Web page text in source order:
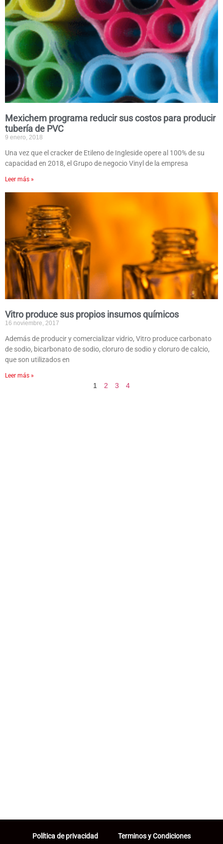
Mexichem programa reducir sus costos para producir
tubería de PVC
9 enero, 2018
Una vez que el cracker de Etileno de Ingleside opere al 100% de su
capacidad en 2018, el Grupo de negocio Vinyl de la empresa
Leer más »
Vitro produce sus propios insumos químicos
16 noviembre, 2017
Además de producir y comercializar vidrio, Vitro produce carbonato
de sodio, bicarbonato de sodio, cloruro de sodio y cloruro de calcio,
que son utilizados en
Leer más »
1 2 3 4
Política de privacidad Terminos y Condiciones